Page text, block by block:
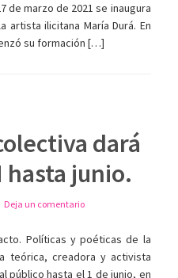
de marzo de 2021 se inaugura
artista ilicitana María Durá. En
su formación […]
dará
hasta junio.
Deja un comentario
Políticas y poéticas de la
teórica, creadora y activista
público hasta el 1 de junio, en